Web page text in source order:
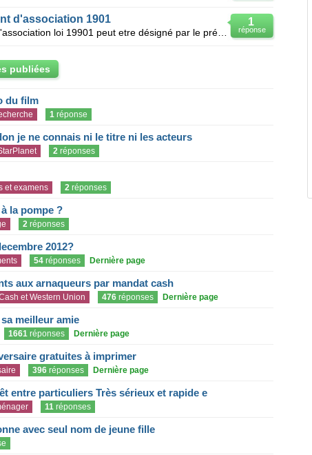
1
réponse
d'association 1901
Est ce qu'un président d'association loi 19901 peut etre désigné par le préfet lors de la constituti
publiées
du film
1réponse
je ne connais ni le titre ni les acteurs
2réponses
et examens 2réponses
la pompe ?
2réponses
2012?
54réponses Dernière page
aux arnaqueurs par mandat cash
et Western Union 476réponses Dernière page
meilleur amie
1661réponses Dernière page
gratuites à imprimer
396réponses Dernière page
entre particuliers Très sérieux et rapide e
11réponses
avec seul nom de jeune fille